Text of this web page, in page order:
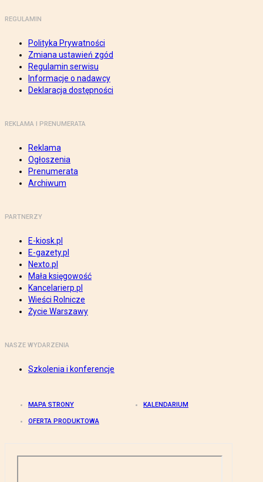
REGULAMIN
Polityka Prywatności
Zmiana ustawień zgód
Regulamin serwisu
Informacje o nadawcy
Deklaracja dostępności
REKLAMA I PRENUMERATA
Reklama
Ogłoszenia
Prenumerata
Archiwum
PARTNERZY
E-kiosk.pl
E-gazety.pl
Nexto.pl
Mała księgowość
Kancelarierp.pl
Wieści Rolnicze
Życie Warszawy
NASZE WYDARZENIA
Szkolenia i konferencje
MAPA STRONY KALENDARIUM
OFERTA PRODUKTOWA